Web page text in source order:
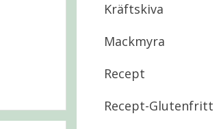
Kräftskiva
Mackmyra
Recept
Recept-Glutenfritt